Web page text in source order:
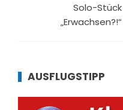
Solo-Stück
„Erwachsen?!“
AUSFLUGSTIPP